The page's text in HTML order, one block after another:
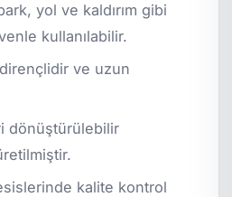
yol ve kaldırım gibi
kullanılabilir.
ve uzun
dönüştürülebilir
kalite kontrol